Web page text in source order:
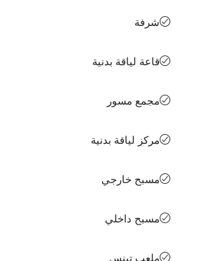
شرفة
قاعة لياقة بدنية
مجمع مسور
مركز لياقة بدنية
مسبح خارجي
مسبح داخلي
ملعب تينس